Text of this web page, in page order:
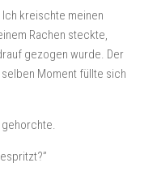
kreischte meinen
Rachen steckte,
gezogen wurde. Der
Moment füllte sich
gehorchte.